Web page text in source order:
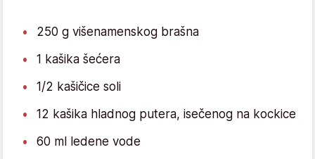
250 g višenamenskog brašna
1 kašika šećera
1/2 kašičice soli
12 kašika hladnog putera, isečenog na kockice
60 ml ledene vode